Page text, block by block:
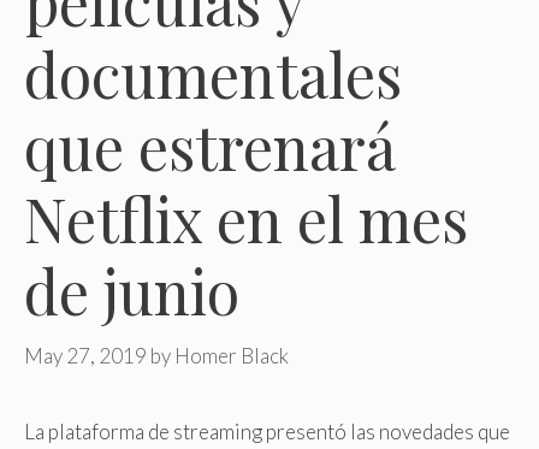
documentales
que estrenará
Netflix en el mes
de junio
May 27, 2019 by Homer Black
La plataforma de streaming presentó las novedades que